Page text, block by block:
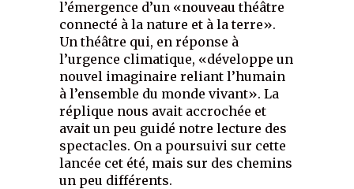
l’émergence d’un «nouveau théâtre
connecté à la nature et à la terre».
Un théâtre qui, en réponse à
l’urgence climatique, «développe un
nouvel imaginaire reliant l’humain
à l’ensemble du monde vivant». La
réplique nous avait accrochée et
avait un peu guidé notre lecture des
spectacles. On a poursuivi sur cette
lancée cet été, mais sur des chemins
un peu différents.